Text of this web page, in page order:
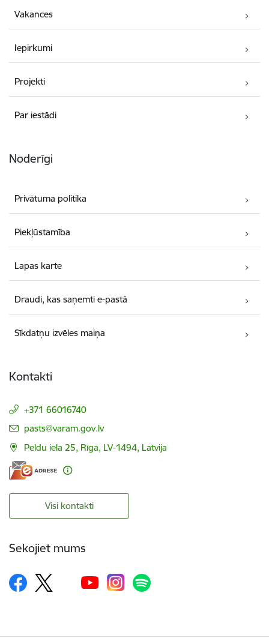
Vakances
Iepirkumi
Projekti
Par iestādi
Noderīgi
Privātuma politika
Piekļūstamība
Lapas karte
Draudi, kas saņemti e-pastā
Sīkdatņu izvēles maiņa
Kontakti
+371 66016740
E-pasts:
pasts@varam.gov.lv
Peldu iela 25, Rīga, LV-1494, Latvija
Visi kontakti
Sekojiet mums